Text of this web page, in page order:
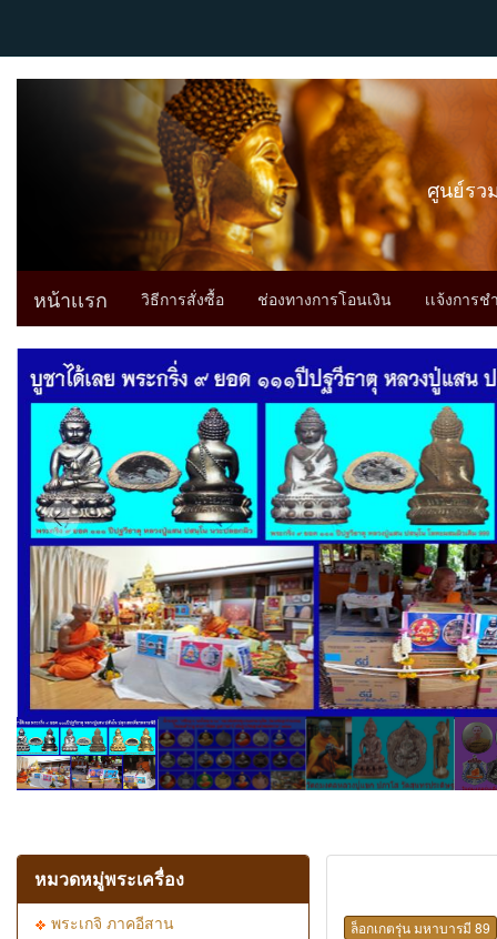
ศูนย์รว
หน้าเเรก วิธีการสั่งซื้อ ช่องทางการโอนเงิน เเจ้งการช
หมวดหมู่พระเครื่อง
พระเกจิ ภาคอีสาน ล็อกเกตรุ่น มหาบารมี 89